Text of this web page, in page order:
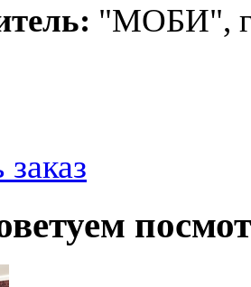
"МОБИ",